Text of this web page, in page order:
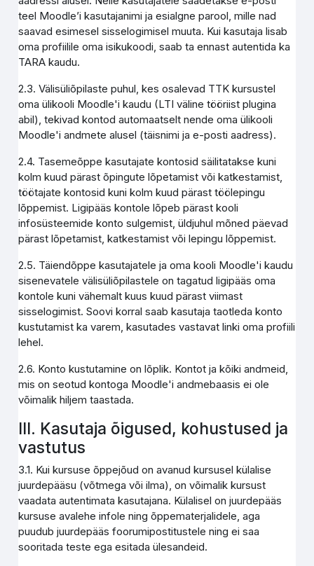
teel Moodle’i kasutajanimi ja esialgne parool, mille nad
saavad esimesel sisselogimisel muuta. Kui kasutaja lisab
oma profiilile oma isikukoodi, saab ta ennast autentida ka
TARA kaudu.
2.3. Välisüliõpilaste puhul, kes osalevad TTK kursustel
oma ülikooli Moodle'i kaudu (LTI väline tööriist plugina
abil), tekivad kontod automaatselt nende oma ülikooli
Moodle'i andmete alusel (täisnimi ja e-posti aadress).
2.4. Tasemeõppe kasutajate kontosid säilitatakse kuni
kolm kuud pärast õpingute lõpetamist või katkestamist,
töötajate kontosid kuni kolm kuud pärast töölepingu
lõppemist. Ligipääs kontole lõpeb pärast kooli
infosüsteemide konto sulgemist, üldjuhul mõned päevad
pärast lõpetamist, katkestamist või lepingu lõppemist.
2.5. Täiendõppe kasutajatele ja oma kooli Moodle'i kaudu
sisenevatele välisüliõpilastele on tagatud ligipääs oma
kontole kuni vähemalt kuus kuud pärast viimast
sisselogimist. Soovi korral saab kasutaja taotleda konto
kustutamist ka varem, kasutades vastavat linki oma profiili
lehel.
2.6. Konto kustutamine on lõplik. Kontot ja kõiki andmeid,
mis on seotud kontoga Moodle'i andmebaasis ei ole
võimalik hiljem taastada.
III. Kasutaja õigused, kohustused ja
vastutus
3.1. Kui kursuse õppejõud on avanud kursusel külalise
juurdepääsu (võtmega või ilma), on võimalik kursust
vaadata autentimata kasutajana. Külalisel on juurdepääs
kursuse avalehe infole ning õppematerjalidele, aga
puudub juurdepääs foorumipostitustele ning ei saa
sooritada teste ega esitada ülesandeid.